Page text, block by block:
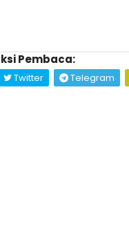
Pembaca:
Twitter Telegram